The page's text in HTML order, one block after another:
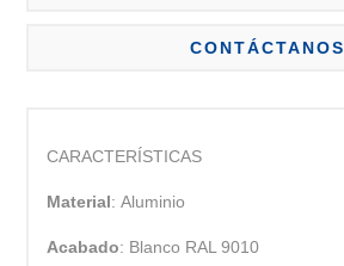
CONTÁCTANOS
CARACTERÍSTICAS
Material: Aluminio
Acabado: Blanco RAL 9010